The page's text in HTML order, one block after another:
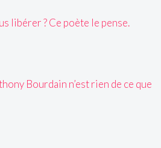
libérer ? Ce poète le pense.
Bourdain n’est rien de ce que